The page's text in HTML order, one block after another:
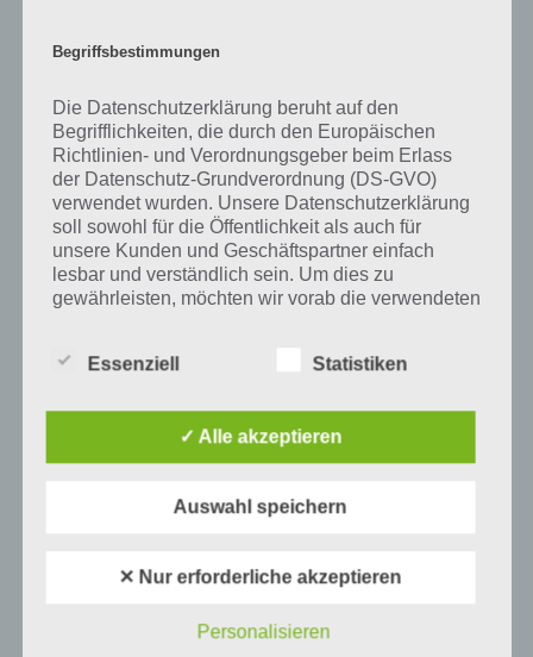
Auf WhatsApp teilen Teilen auf Facebook
Tweet auf Twitter
Mehr Artikel hier auf Touchportal
Begriffsbestimmungen
Die Datenschutzerklärung beruht auf den
Begrifflichkeiten, die durch den Europäischen
Richtlinien- und Verordnungsgeber beim Erlass
der Datenschutz-Grundverordnung (DS-GVO)
verwendet wurden. Unsere Datenschutzerklärung
soll sowohl für die Öffentlichkeit als auch für
unsere Kunden und Geschäftspartner einfach
lesbar und verständlich sein. Um dies zu
gewährleisten, möchten wir vorab die verwendeten
Wir verwenden in dieser Datenschutzerklärung
oder identifizierbare natürliche Person (im
Als identifizierbar wird eine natürliche
Essenziell Statistiken
✓ Alle akzeptieren
Auswahl speichern
✕ Nur erforderliche akzeptieren
Personalisieren